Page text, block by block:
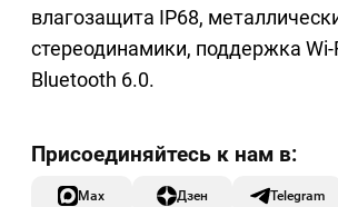
влагозащита IP68,
стереодинамики, поддержка Wi-
Bluetooth 6.0.
Max Дзен Telegram